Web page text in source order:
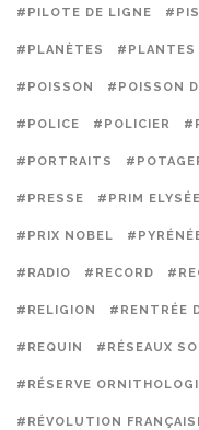
#PILOTE DE LIGNE
#PLANÈTES #PLANTES
#POISSON #POISSON
#POLICE #POLICIER
#PORTRAITS
#PRESSE #PRIM ELYSÉE
#PRIX NOBEL
#RADIO #RECORD
#RELIGION #RENTRÉE
#REQUIN #RÉSEAUX
#RÉSERVE
#RÉVOLUTION